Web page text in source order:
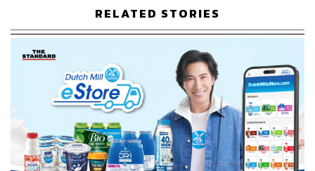
พ.ศ. 2512 ความต้องการพลังงานไฟฟ้าสูงสุดของ
ประเทศไทยอยู่ที่ 638.10 เมกะวัตต์ต่อปี
พ.ศ. 2562 ความต้องการพลังงานไฟฟ้าสูงสุดของ
ประเทศไทยอยู่ที่ 30,853.20 เมกะวัตต์ต่อปี
เท่ากับว่าในระยะเวลา 50 ปี ประเทศไทยมีความต้องการ
พลังงานไฟฟ้าเพิ่มขึ้นถึง 4,735% และมีแนวโน้มเติบโตอย่าง
ต่อเนื่องจากสถิติที่ผ่านมา
RELATED STORIES